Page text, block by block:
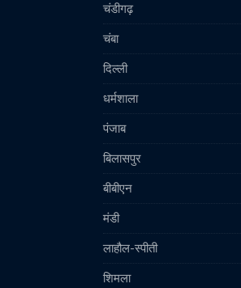
चंडीगढ़
चंबा
दिल्ली
धर्मशाला
पंजाब
बिलासपुर
बीबीएन
मंडी
लाहौल-स्पीती
शिमला